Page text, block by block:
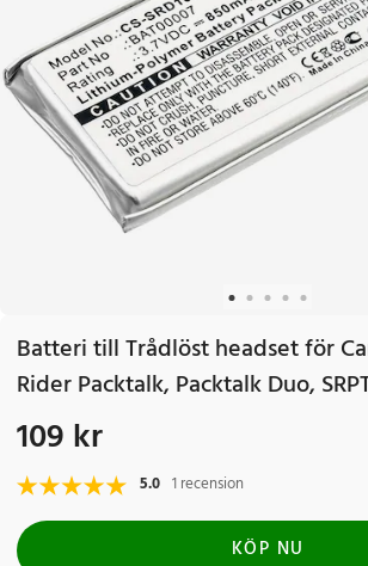
Batteri till Trådlöst headset för
Rider Packtalk, Packtalk Duo,
Pris:109 kr
109 kr
5.0 1 recension
KÖP NU